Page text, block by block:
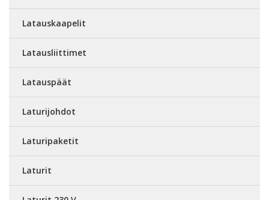
Latauskaapelit
Latausliittimet
Latauspäät
Laturijohdot
Laturipaketit
Laturit